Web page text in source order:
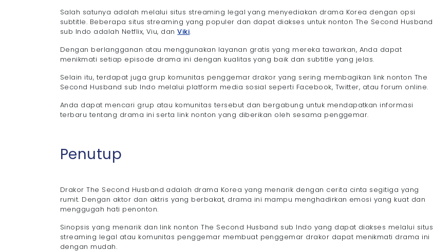
Salah satunya adalah melalui situs streaming legal yang menyediakan drama Korea dengan opsi
subtitle. Beberapa situs streaming yang populer dan dapat diakses untuk nonton The Second Husband
sub Indo adalah Netflix, Viu, danViki.
Dengan berlangganan atau menggunakan layanan gratis yang mereka tawarkan, Anda dapat
menikmati setiap episode drama ini dengan kualitas yang baik dan subtitle yang jelas.
Selain itu, terdapat juga grup komunitas penggemar drakor yang sering membagikan link nonton The
Second Husband sub Indo melalui platform media sosial seperti Facebook, Twitter, atau forum online.
Anda dapat mencari grup atau komunitas tersebut dan bergabung untuk mendapatkan informasi
terbaru tentang drama ini serta link nonton yang diberikan oleh sesama penggemar.
Penutup
Drakor The Second Husband adalah drama Korea yang menarik dengan cerita cinta segitiga yang
rumit. Dengan aktor dan aktris yang berbakat, drama ini mampu menghadirkan emosi yang kuat dan
menggugah hati penonton.
Sinopsis yang menarik dan link nonton The Second Husband sub Indo yang dapat diakses melalui situs
streaming legal atau komunitas penggemar membuat penggemar drakor dapat menikmati drama ini
dengan mudah.